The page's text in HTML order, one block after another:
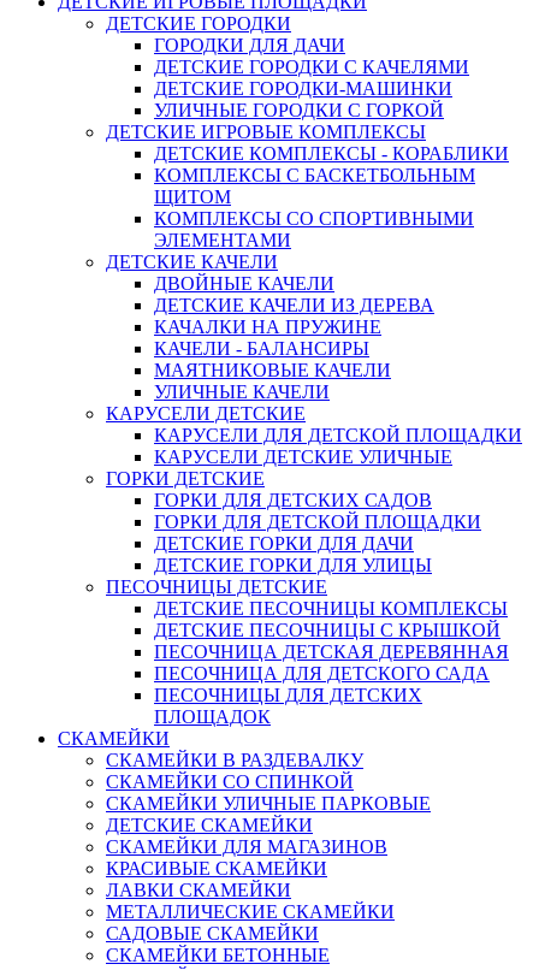
ДЕТСКИЕ ГОРОДКИ
ГОРОДКИ ДЛЯ ДАЧИ
ДЕТСКИЕ ГОРОДКИ С КАЧЕЛЯМИ
ДЕТСКИЕ ГОРОДКИ-МАШИНКИ
УЛИЧНЫЕ ГОРОДКИ С ГОРКОЙ
ДЕТСКИЕ ИГРОВЫЕ КОМПЛЕКСЫ
ДЕТСКИЕ КОМПЛЕКСЫ - КОРАБЛИКИ
КОМПЛЕКСЫ С БАСКЕТБОЛЬНЫМ
ЩИТОМ
КОМПЛЕКСЫ СО СПОРТИВНЫМИ
ЭЛЕМЕНТАМИ
ДЕТСКИЕ КАЧЕЛИ
ДВОЙНЫЕ КАЧЕЛИ
ДЕТСКИЕ КАЧЕЛИ ИЗ ДЕРЕВА
КАЧАЛКИ НА ПРУЖИНЕ
КАЧЕЛИ - БАЛАНСИРЫ
МАЯТНИКОВЫЕ КАЧЕЛИ
УЛИЧНЫЕ КАЧЕЛИ
КАРУСЕЛИ ДЕТСКИЕ
КАРУСЕЛИ ДЛЯ ДЕТСКОЙ ПЛОЩАДКИ
КАРУСЕЛИ ДЕТСКИЕ УЛИЧНЫЕ
ГОРКИ ДЕТСКИЕ
ГОРКИ ДЛЯ ДЕТСКИХ САДОВ
ГОРКИ ДЛЯ ДЕТСКОЙ ПЛОЩАДКИ
ДЕТСКИЕ ГОРКИ ДЛЯ ДАЧИ
ДЕТСКИЕ ГОРКИ ДЛЯ УЛИЦЫ
ПЕСОЧНИЦЫ ДЕТСКИЕ
ДЕТСКИЕ ПЕСОЧНИЦЫ КОМПЛЕКСЫ
ДЕТСКИЕ ПЕСОЧНИЦЫ С КРЫШКОЙ
ПЕСОЧНИЦА ДЕТСКАЯ ДЕРЕВЯННАЯ
ПЕСОЧНИЦА ДЛЯ ДЕТСКОГО САДА
ПЕСОЧНИЦЫ ДЛЯ ДЕТСКИХ
ПЛОЩАДОК
СКАМЕЙКИ
СКАМЕЙКИ В РАЗДЕВАЛКУ
СКАМЕЙКИ СО СПИНКОЙ
СКАМЕЙКИ УЛИЧНЫЕ ПАРКОВЫЕ
ДЕТСКИЕ СКАМЕЙКИ
СКАМЕЙКИ ДЛЯ МАГАЗИНОВ
КРАСИВЫЕ СКАМЕЙКИ
ЛАВКИ СКАМЕЙКИ
МЕТАЛЛИЧЕСКИЕ СКАМЕЙКИ
САДОВЫЕ СКАМЕЙКИ
СКАМЕЙКИ БЕТОННЫЕ